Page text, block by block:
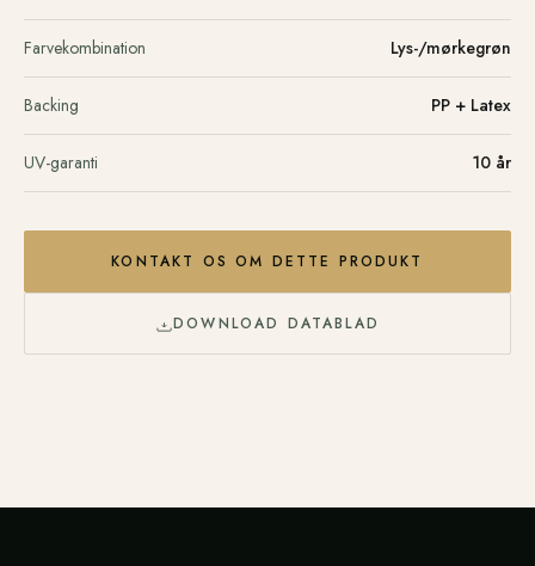
Farvekombination Lys-/mørkegrøn
Backing PP + Latex
UV-garanti 10 år
KONTAKT OS OM DETTE PRODUKT
DOWNLOAD DATABLAD